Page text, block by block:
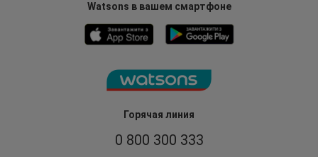
Горячая линия
0 800 300 333
Watsons в вашем смартфоне